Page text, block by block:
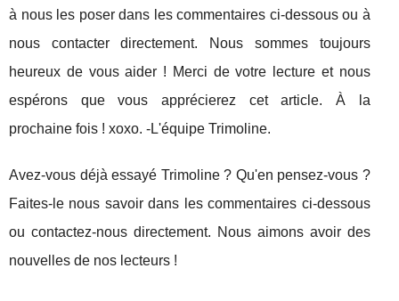
à nous les poser dans les commentaires ci-dessous ou à
nous contacter directement. Nous sommes toujours
heureux de vous aider ! Merci de votre lecture et nous
espérons que vous apprécierez cet article. À la
prochaine fois ! xoxo. -L'équipe Trimoline.
Avez-vous déjà essayé Trimoline ? Qu'en pensez-vous ?
Faites-le nous savoir dans les commentaires ci-dessous
ou contactez-nous directement. Nous aimons avoir des
nouvelles de nos lecteurs !